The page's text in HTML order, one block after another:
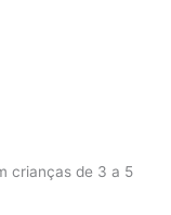
crianças de 3 a 5